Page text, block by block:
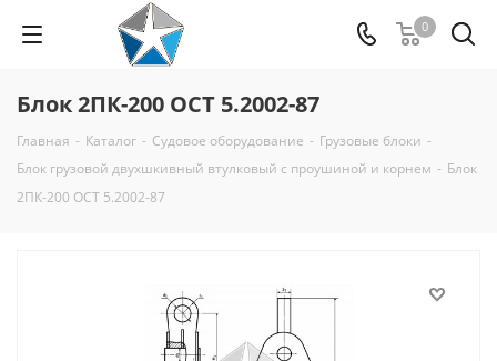
0
Блок 2ПК-200 ОСТ 5.2002-87
Главная - Каталог - Судовое оборудование - Грузовые блоки -
Блок грузовой двухшкивный втулковый с проушиной и корнем - Блок
2ПК-200 ОСТ 5.2002-87